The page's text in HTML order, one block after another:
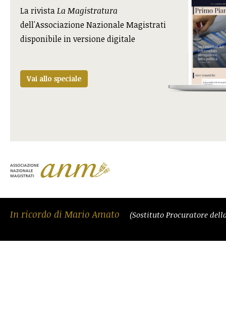
La rivistaLa Magistratura
dell'Associazione Nazionale Magistrati
disponibile in versione digitale
Vai allo speciale
In ricordo di Mario Amato (Sostituto Procuratore